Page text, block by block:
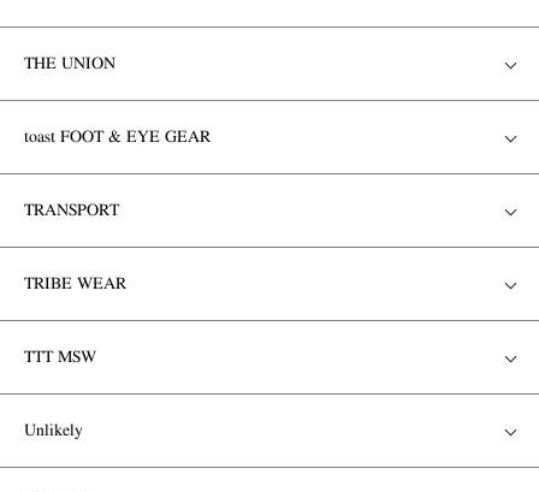
THE UNION
toast FOOT & EYE GEAR
TRANSPORT
TRIBE WEAR
TTT MSW
Unlikely